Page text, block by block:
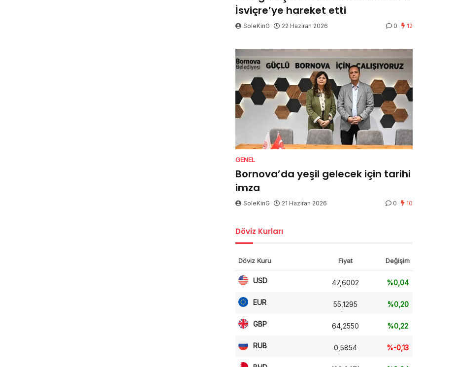
İsviçre’ye hareket etti
SoleKinG 22 Haziran 2026 0 12
GENEL
Bornova’da yeşil gelecek için tarihi
imza
SoleKinG 21 Haziran 2026 0 10
Döviz Kurları
Döviz Kuru Fiyat Değişim
USD 47,6002 %0,04
EUR 55,1295 %0,20
GBP 64,2550 %0,22
RUB 0,5854 %-0,13